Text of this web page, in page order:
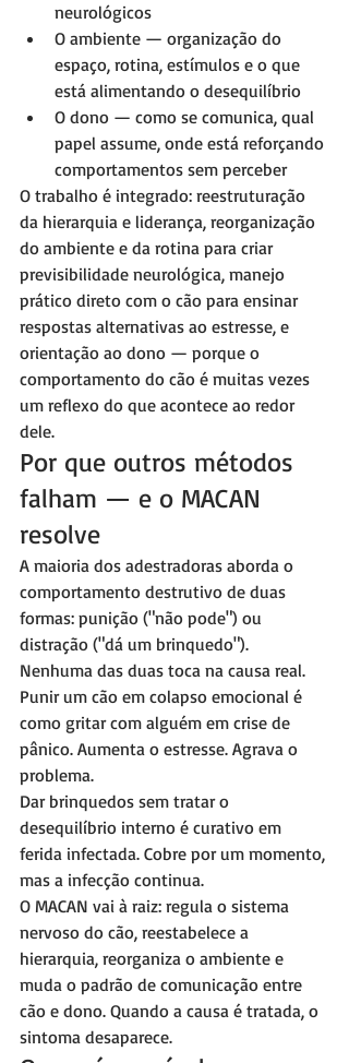
neurológicos
O ambiente — organização do
espaço, rotina, estímulos e o que
está alimentando o desequilíbrio
O dono — como se comunica, qual
papel assume, onde está reforçando
comportamentos sem perceber
O trabalho é integrado: reestruturação
da hierarquia e liderança, reorganização
do ambiente e da rotina para criar
previsibilidade neurológica, manejo
prático direto com o cão para ensinar
respostas alternativas ao estresse, e
orientação ao dono — porque o
comportamento do cão é muitas vezes
um reflexo do que acontece ao redor
dele.
Por que outros métodos
falham — e o MACAN
resolve
A maioria dos adestradoras aborda o
comportamento destrutivo de duas
formas: punição ("não pode") ou
distração ("dá um brinquedo").
Nenhuma das duas toca na causa real.
Punir um cão em colapso emocional é
como gritar com alguém em crise de
pânico. Aumenta o estresse. Agrava o
problema.
Dar brinquedos sem tratar o
desequilíbrio interno é curativo em
ferida infectada. Cobre por um momento,
mas a infecção continua.
O MACAN vai à raiz: regula o sistema
nervoso do cão, reestabelece a
hierarquia, reorganiza o ambiente e
muda o padrão de comunicação entre
cão e dono. Quando a causa é tratada, o
sintoma desaparece.